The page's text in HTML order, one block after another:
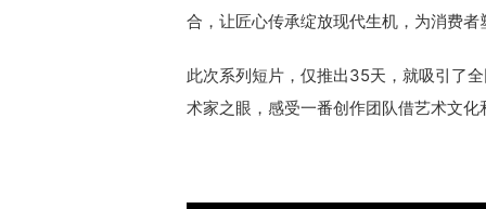
合，让匠心传承绽放现代生机，为消费
此次系列短片，仅推出35天，就吸引了
术家之眼，感受一番创作团队借艺术文